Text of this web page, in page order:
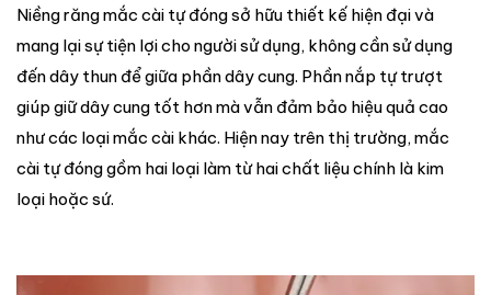
Niềng răng mắc cài tự đóng sở hữu thiết kế hiện đại và
mang lại sự tiện lợi cho người sử dụng, không cần sử dụng
đến dây thun để giữa phần dây cung. Phần nắp tự trượt
giúp giữ dây cung tốt hơn mà vẫn đảm bảo hiệu quả cao
như các loại mắc cài khác. Hiện nay trên thị trường, mắc
cài tự đóng gồm hai loại làm từ hai chất liệu chính là kim
loại hoặc sứ.